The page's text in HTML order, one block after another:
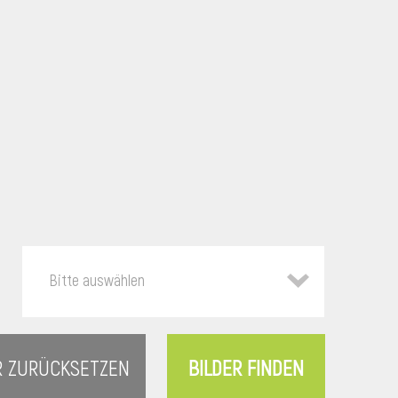
Bitte auswählen